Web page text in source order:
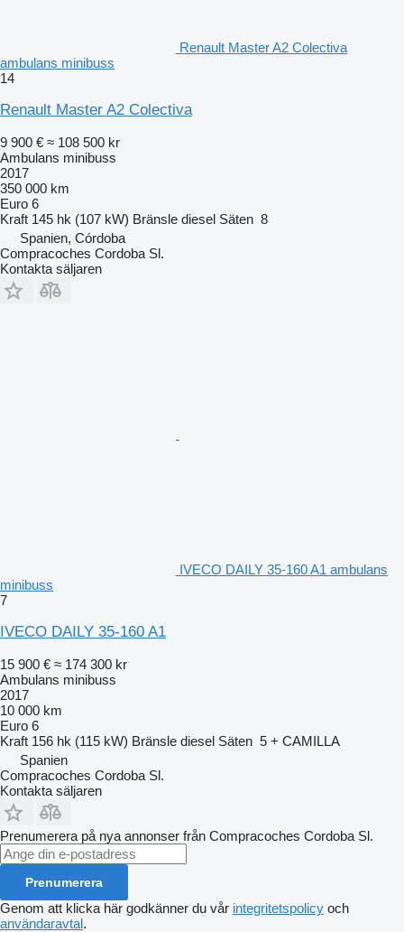
Renault Master A2 Colectiva
ambulans minibuss
14
Renault Master A2 Colectiva
9 900 € ≈ 108 500 kr
Ambulans minibuss
2017
350 000 km
Euro 6
Kraft 145 hk (107 kW) Bränsle diesel Säten 8
Spanien, Córdoba
Compracoches Cordoba Sl.
Kontakta säljaren
IVECO DAILY 35-160 A1 ambulans
minibuss
7
IVECO DAILY 35-160 A1
15 900 € ≈ 174 300 kr
Ambulans minibuss
2017
10 000 km
Euro 6
Kraft 156 hk (115 kW) Bränsle diesel Säten 5 + CAMILLA
Spanien
Compracoches Cordoba Sl.
Kontakta säljaren
Prenumerera på nya annonser från Compracoches Cordoba Sl.
Prenumerera
Genom att klicka här godkänner du vår integritetspolicy och
användaravtal.